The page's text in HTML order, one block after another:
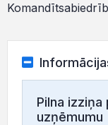
Pilna izziņa
uzņēmumu